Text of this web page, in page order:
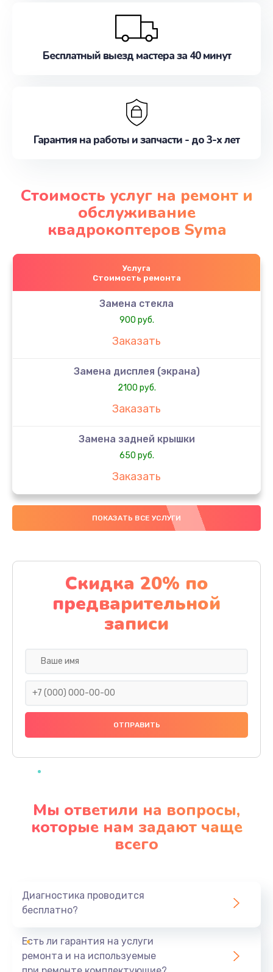
Бесплатный выезд мастера за 40 минут
Гарантия на работы и запчасти - до 3-х лет
Стоимость услуг на ремонт и
обслуживание
квадрокоптеров Syma
Услуга
Стоимость ремонта
Замена стекла
900 руб.
Заказать
Замена дисплея (экрана)
2100 руб.
Заказать
Замена задней крышки
650 руб.
Заказать
Замена аккумулятора
4000 руб.
Замена материнской платы
1100 руб.
Заказать
Замена праймера
1000 руб.
Заказать
Профилактическая чистка
Заказать
ПОКАЗАТЬ ВСЕ УСЛУГИ
Скидка 20% по
предварительной
записи
Мы ответили на вопросы,
которые нам задают чаще
всего
Диагностика проводится
бесплатно?
Есть ли гарантия на услуги
ремонта и на используемые